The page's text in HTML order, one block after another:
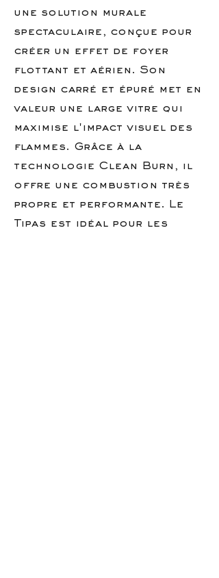
une solution murale
spectaculaire, conçue pour
créer un effet de foyer
flottant et aérien. Son
design carré et épuré met en
valeur une large vitre qui
maximise l'impact visuel des
flammes. Grâce à la
technologie Clean Burn, il
offre une combustion très
propre et performante. Le
Tipas est idéal pour les